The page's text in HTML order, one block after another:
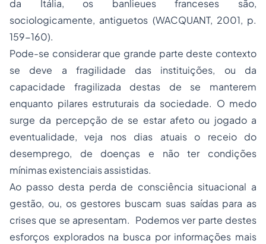
da Itália, os banlieues franceses são,
sociologicamente, antiguetos (WACQUANT, 2001, p.
159-160).
Pode-se considerar que grande parte deste contexto
se deve a fragilidade das instituições, ou da
capacidade fragilizada destas de se manterem
enquanto pilares estruturais da sociedade. O medo
surge da percepção de se estar afeto ou jogado a
eventualidade, veja nos dias atuais o receio do
desemprego, de doenças e não ter condições
mínimas existenciais assistidas.
Ao passo desta perda de consciência situacional a
gestão, ou, os gestores buscam suas saídas para as
crises que se apresentam. Podemos ver parte destes
esforços explorados na busca por informações mais